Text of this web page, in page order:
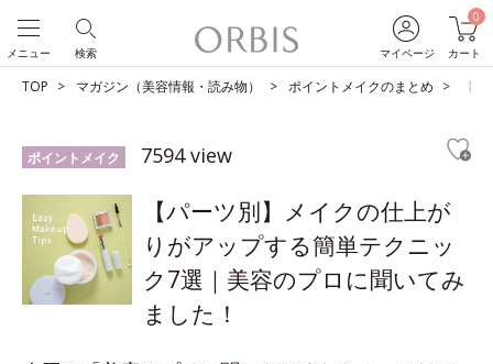
マイページ
0
カート
検索
メニュー
TOP マガジン（美容情報・読み物） ポイントメイクのまとめ 【
ポイントメイク 7594 view
【パーツ別】メイクの仕上が
りがアップする簡単テクニッ
ク7選｜美容のプロに聞いてみ
ました！